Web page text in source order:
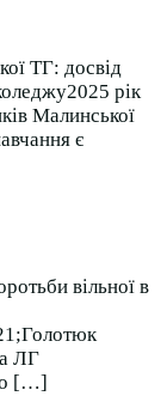
ТГ: досвід
рік
Малинської
є
вільної в
ЛГ
[…]